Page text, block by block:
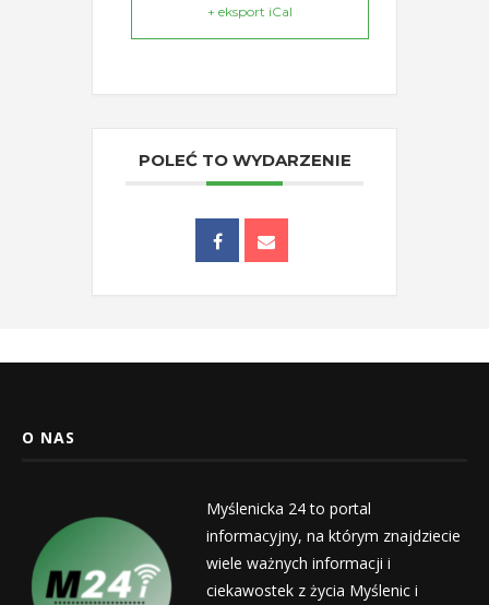
+ eksport iCal
POLEĆ TO WYDARZENIE
O NAS
Myślenicka 24 to portal
informacyjny, na którym znajdziecie
wiele ważnych informacji i
ciekawostek z życia Myślenic i